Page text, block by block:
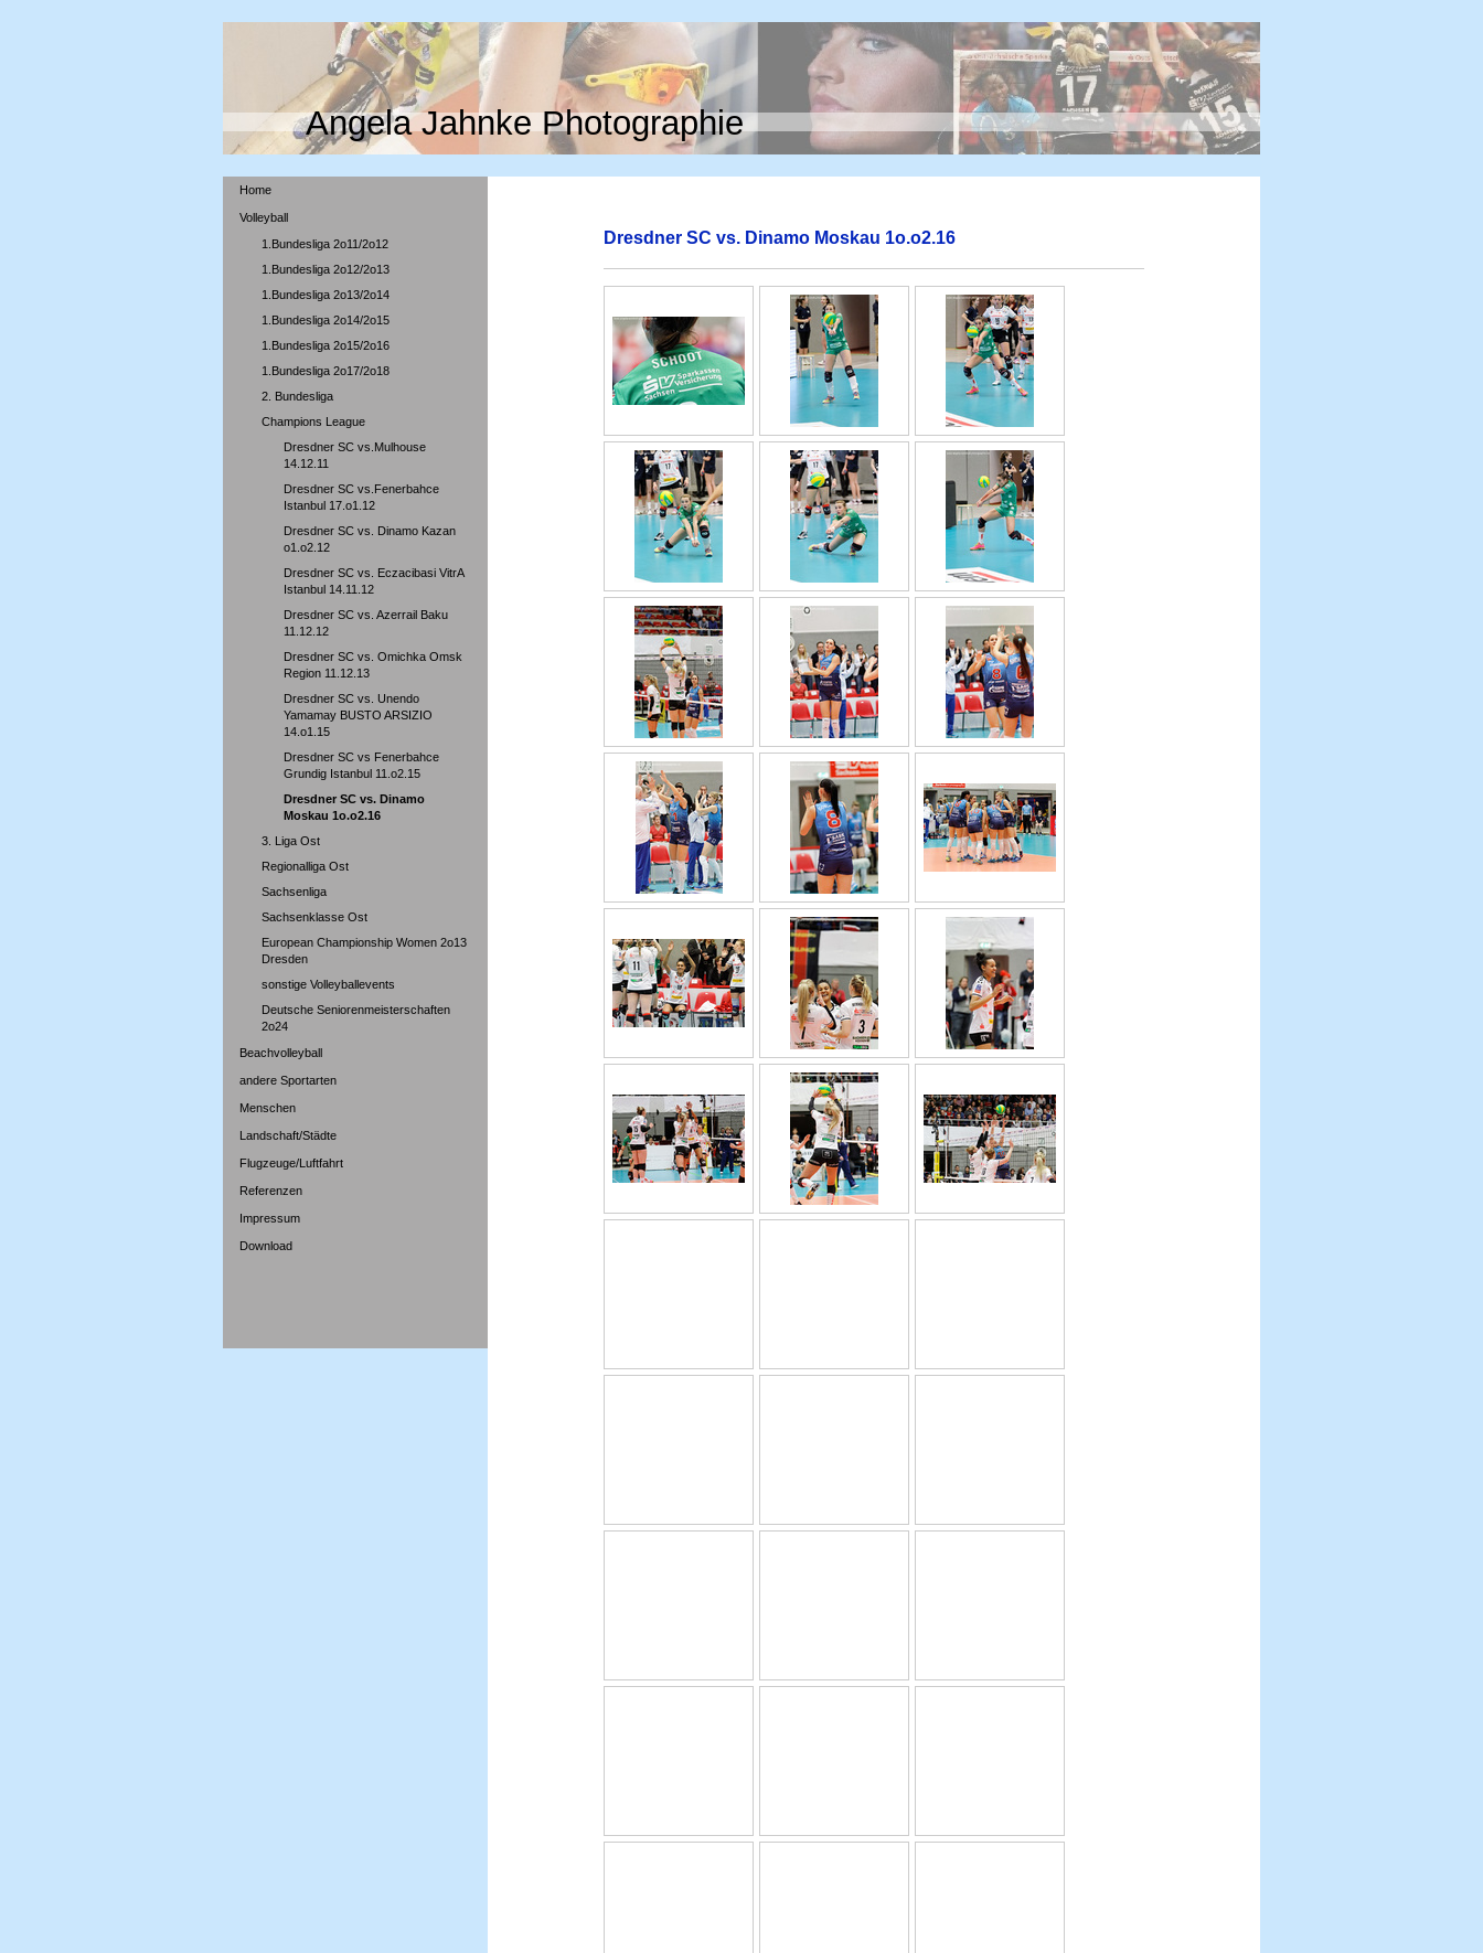
Angela Jahnke Photographie
Dresdner SC vs. Dinamo Moskau 1o.o2.16
Home
Volleyball
1.Bundesliga 2o11/2o12
1.Bundesliga 2o12/2o13
1.Bundesliga 2o13/2o14
1.Bundesliga 2o14/2o15
1.Bundesliga 2o15/2o16
1.Bundesliga 2o17/2o18
2. Bundesliga
Champions League
Dresdner SC vs.Mulhouse
14.12.11
Dresdner SC vs.Fenerbahce
Istanbul 17.o1.12
Dresdner SC vs. Dinamo Kazan
o1.o2.12
Dresdner SC vs. Eczacibasi VitrA
Istanbul 14.11.12
Dresdner SC vs. Azerrail Baku
11.12.12
Dresdner SC vs. Omichka Omsk
Region 11.12.13
Dresdner SC vs. Unendo
Yamamay BUSTO ARSIZIO
14.o1.15
Dresdner SC vs Fenerbahce
Grundig Istanbul 11.o2.15
Dresdner SC vs. Dinamo
Moskau 1o.o2.16
3. Liga Ost
Regionalliga Ost
Sachsenliga
Sachsenklasse Ost
European Championship Women 2o13
Dresden
sonstige Volleyballevents
Deutsche Seniorenmeisterschaften
2o24
Beachvolleyball
andere Sportarten
Menschen
Landschaft/Städte
Flugzeuge/Luftfahrt
Referenzen
Impressum
Download